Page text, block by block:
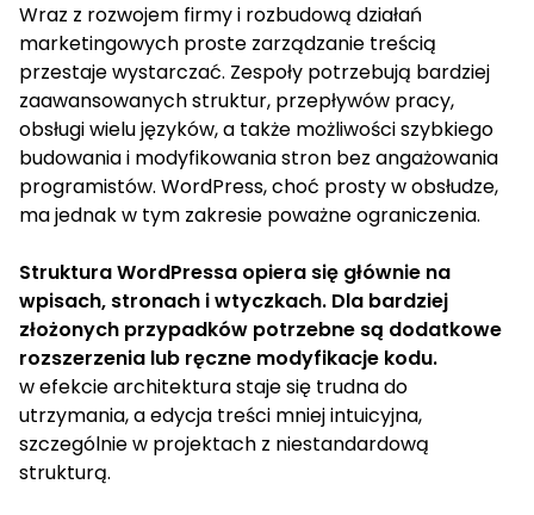
Wraz z rozwojem firmy i rozbudową działań
marketingowych proste zarządzanie treścią
przestaje wystarczać. Zespoły potrzebują bardziej
zaawansowanych struktur, przepływów pracy,
obsługi wielu języków, a także możliwości szybkiego
budowania i modyfikowania stron bez angażowania
programistów. WordPress, choć prosty w obsłudze,
ma jednak w tym zakresie poważne ograniczenia.
Struktura WordPressa opiera się głównie na
wpisach, stronach i wtyczkach. Dla bardziej
złożonych przypadków potrzebne są dodatkowe
rozszerzenia lub ręczne modyfikacje kodu.
w efekcie architektura staje się trudna do
utrzymania, a edycja treści mniej intuicyjna,
szczególnie w projektach z niestandardową
strukturą.